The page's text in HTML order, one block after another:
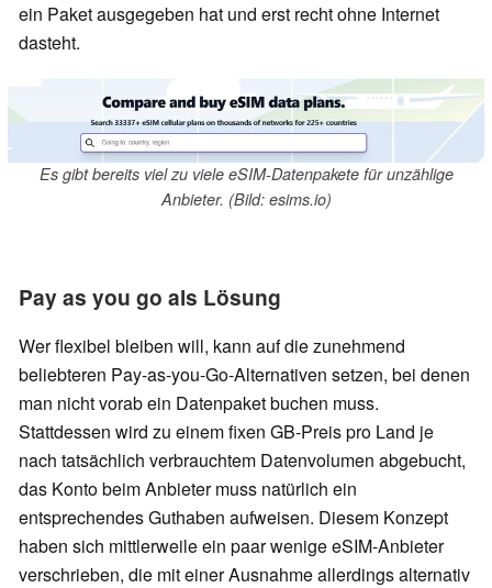
ein Paket ausgegeben hat und erst recht ohne Internet
dasteht.
Es gibt bereits viel zu viele eSIM-Datenpakete für unzählige
Anbieter. (Bild: esims.io)
Pay as you go als Lösung
Wer flexibel bleiben will, kann auf die zunehmend
beliebteren Pay-as-you-Go-Alternativen setzen, bei denen
man nicht vorab ein Datenpaket buchen muss.
Stattdessen wird zu einem fixen GB-Preis pro Land je
nach tatsächlich verbrauchtem Datenvolumen abgebucht,
das Konto beim Anbieter muss natürlich ein
entsprechendes Guthaben aufweisen. Diesem Konzept
haben sich mittlerweile ein paar wenige eSIM-Anbieter
verschrieben, die mit einer Ausnahme allerdings alternativ